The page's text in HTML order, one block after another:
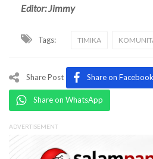
Editor: Jimmy
Tags: TIMIKA
Share Post Share on Facebook
Share on WhatsApp
ADVERTISEMENT